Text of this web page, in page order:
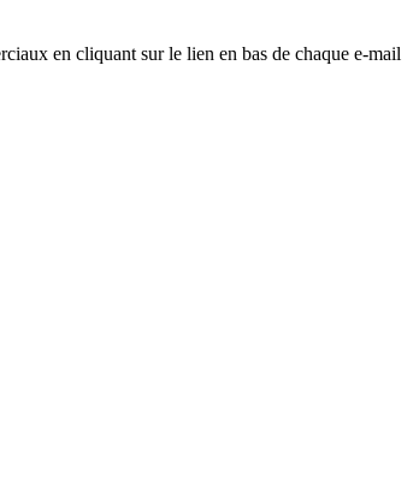
en cliquant sur le lien en bas de chaque e-mail